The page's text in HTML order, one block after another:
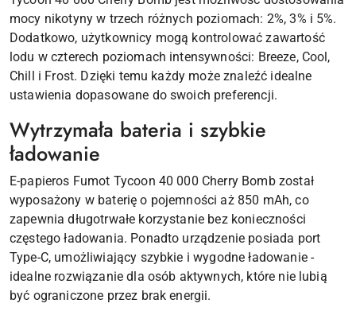
mocy nikotyny w trzech różnych poziomach: 2%, 3% i 5%.
Dodatkowo, użytkownicy mogą kontrolować zawartość
lodu w czterech poziomach intensywności: Breeze, Cool,
Chill i Frost. Dzięki temu każdy może znaleźć idealne
ustawienia dopasowane do swoich preferencji.
Wytrzymała bateria i szybkie
ładowanie
E-papieros Fumot Tycoon 40 000 Cherry Bomb został
wyposażony w baterię o pojemności aż 850 mAh, co
zapewnia długotrwałe korzystanie bez konieczności
częstego ładowania. Ponadto urządzenie posiada port
Type-C, umożliwiający szybkie i wygodne ładowanie -
idealne rozwiązanie dla osób aktywnych, które nie lubią
być ograniczone przez brak energii.